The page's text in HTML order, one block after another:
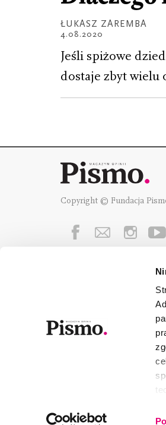
ŁUKASZ ZAREMBA
4.08.2020
Jeśli spiżowe
dostaje zbyt wielu
Copyright © Fundacja
Fundację Pismo